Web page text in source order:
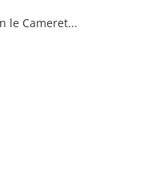
Arreda stanzette design con le Camerette componibili Tomasella! Il modello Composizione 01B in laccato opaco è per ragazzi.